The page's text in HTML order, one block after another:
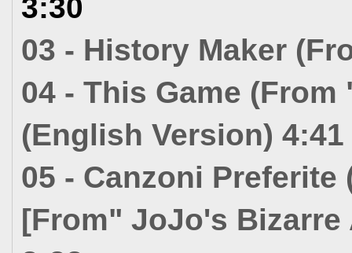
3:30
03 - History Maker
04 - This Game
(English Version) 4:41
05 - Canzoni Preferite
[From" JoJo's